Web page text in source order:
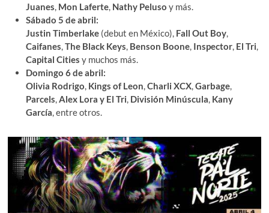
Juanes, Mon Laferte, Nathy Peluso y más.
Sábado 5 de abril:
Justin Timberlake (debut en México), Fall Out Boy,
Caifanes,The Black Keys, Benson Boone, Inspector, El Tri,
Capital Cities y muchos más.
Domingo 6 de abril:
Olivia Rodrigo, Kings of Leon,Charli XCX,Garbage,
Parcels,Alex Lora y El Tri, División Minúscula, Kany
García, entre otros.